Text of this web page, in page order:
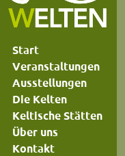
Start
Veranstaltungen
Ausstellungen
Die Kelten
Keltische Stätten
Über uns
Kontakt